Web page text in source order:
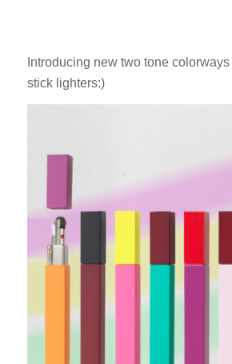
Introducing new two tone
stick lighters:)